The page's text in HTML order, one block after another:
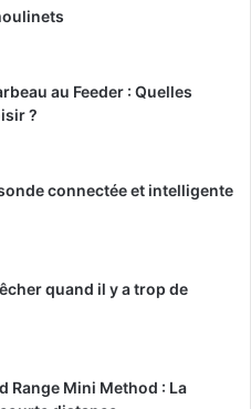
au Feeder : Quelles
?
connectée et intelligente
quand il y a trop de
Range Mini Method : La